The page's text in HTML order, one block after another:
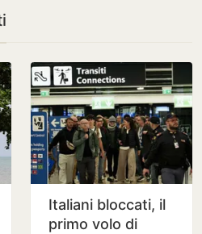
Italiani bloccati, il
primo volo di